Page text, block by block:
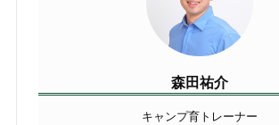
森田祐介
キャンプ育トレーナー